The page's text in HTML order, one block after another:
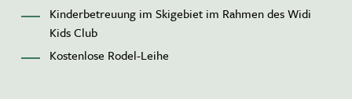
Kinderbetreuung im Skigebiet im Rahmen des Widi
Kids Club
Kostenlose Rodel-Leihe